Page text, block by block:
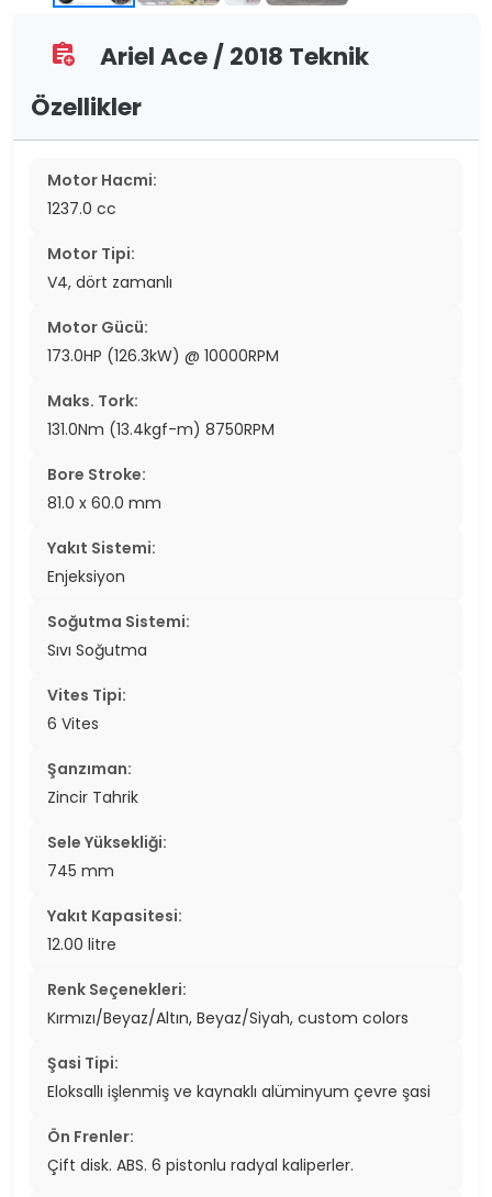
assignment_add
Ariel Ace / 2018 Teknik
Özellikler
Motor Hacmi:
1237.0 cc
Motor Tipi:
V4, dört zamanlı
Motor Gücü:
173.0HP (126.3kW) @ 10000RPM
Maks. Tork:
131.0Nm (13.4kgf-m) 8750RPM
Bore Stroke:
81.0 x 60.0 mm
Yakıt Sistemi:
Enjeksiyon
Soğutma Sistemi:
Sıvı Soğutma
Vites Tipi:
6 Vites
Şanzıman:
Zincir Tahrik
Sele Yüksekliği:
745 mm
Yakıt Kapasitesi:
12.00 litre
Renk Seçenekleri:
Kırmızı/Beyaz/Altın, Beyaz/Siyah, custom colors
Şasi Tipi:
Eloksallı işlenmiş ve kaynaklı alüminyum çevre şasi
Ön Frenler:
Çift disk. ABS. 6 pistonlu radyal kaliperler.